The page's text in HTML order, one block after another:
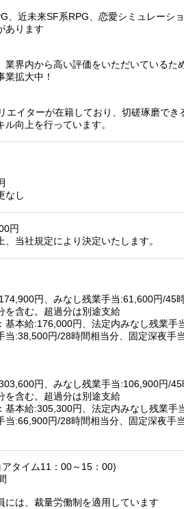
、近未来SF系RPG、恋愛シミュレーショ
あります
界内から高い評価をいただいているため
拡大中！
エイターが在籍しており、切磋琢磨でき
向上を行っています。
月
なし
円
当社規定により決定いたします。
円、みなし残業手当:61,600円/45
を含む。超過分は別途支給
基本給:176,000円、法定内みなし残業手
当:38,500円/28時間相当分、固定深夜手
円、みなし残業手当:106,900円/
を含む。超過分は別途支給
基本給:305,300円、法定内みなし残業手
当:66,900円/28時間相当分、固定深夜手
タイム11：00～15：00)
は、裁量労働制を適用しています